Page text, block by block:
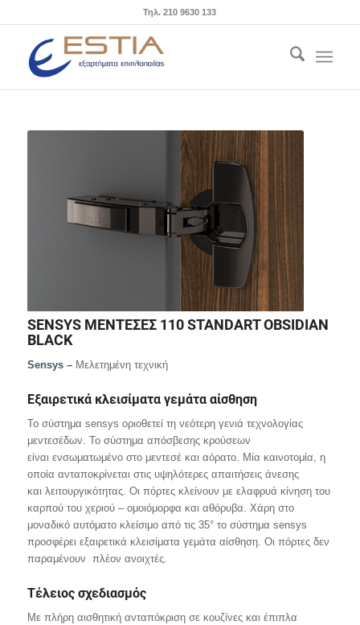
Τηλ. 210 9630 133
SENSYS ΜΕΝΤΕΣΕΣ 110 STANDART OBSIDIAN
BLACK
Sensys – Μελετημένη τεχνική
Εξαιρετικά κλεισίματα γεμάτα αίσθηση
Το σύστημα sensys οριοθετεί τη νεότερη γενιά τεχνολογίας
μεντεσέδων. Το σύστημα απόσβεσης κρούσεων
είναι ενσωματωμένο στο μεντεσέ και αόρατο. Μία καινοτομία, η
οποία ανταποκρίνεται στις υψηλότερες απαιτήσεις άνεσης
και λειτουργικότητας. Οι πόρτες κλείνουν με ελαφρυά κίνηση του
καρπού του χεριού – ομοιόμορφα και αθόρυβα. Χάρη στο
μοναδικό αυτόματο κλείσιμο από τις 35° το σύστημα sensys
προσφέρει εξαιρετικά κλεισίματα γεμάτα αίσθηση. Οι πόρτες δεν
παραμένουν πλέον ανοιχτές.
Τέλειος σχεδιασμός
Με πλήρη αισθητική ανταπόκριση σε κουζίνες και έπιπλα